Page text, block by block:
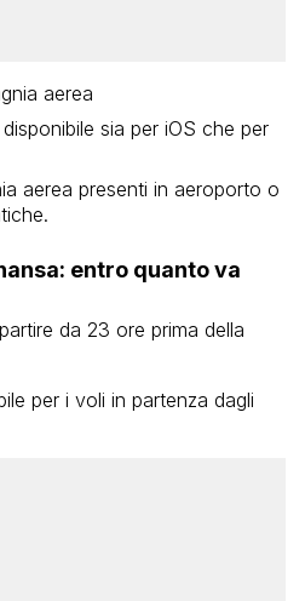
aerea
disponibile sia per iOS che per
aerea presenti in aeroporto o
entro quanto va
da 23 ore prima della
per i voli in partenza dagli